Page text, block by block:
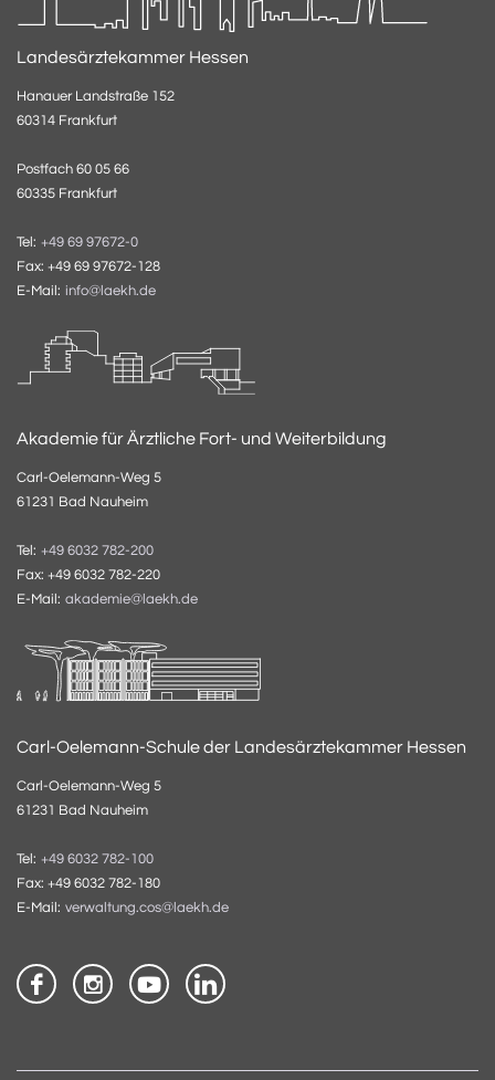
Landesärztekammer Hessen
Hanauer Landstraße 152
60314 Frankfurt
Postfach 60 05 66
60335 Frankfurt
Tel: +49 69 97672-0
Fax: +49 69 97672-128
E-Mail: info@laekh.de
Akademie für Ärztliche Fort- und Weiterbildung
Carl-Oelemann-Weg 5
61231 Bad Nauheim
Tel: +49 6032 782-200
Fax: +49 6032 782-220
E-Mail: akademie@laekh.de
Carl-Oelemann-Schule der Landesärztekammer Hessen
Carl-Oelemann-Weg 5
61231 Bad Nauheim
Tel: +49 6032 782-100
Fax: +49 6032 782-180
E-Mail: verwaltung.cos@laekh.de